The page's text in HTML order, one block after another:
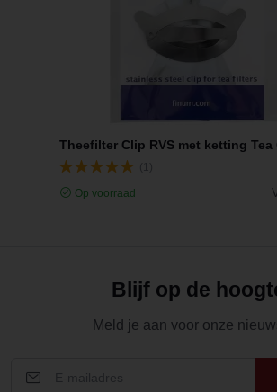
Op voorraad
Blijf op de
Meld je aan voor onze